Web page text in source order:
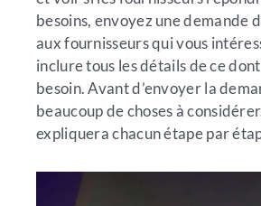
besoins, envoyez une demande
aux fournisseurs qui vous
inclure tous les détails de ce
besoin. Avant d’envoyer la
beaucoup de choses à
expliquera chacun étape par